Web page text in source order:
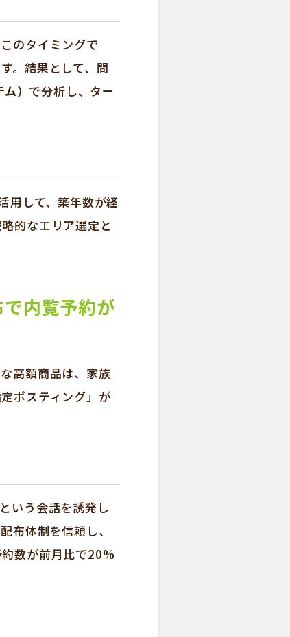
のタイミングで
。結果として、問
） で分析し、ター
用して、築年数が経
的なエリア選定と
内覧予約が
高額商品は、家族
ポスティング」が
いう会話を誘発し
布体制を信頼し、
数が前月比で20%